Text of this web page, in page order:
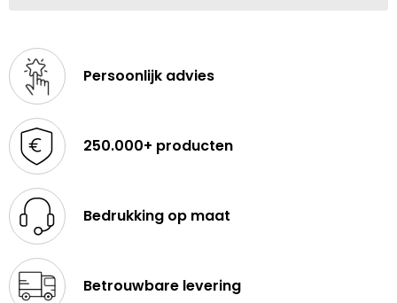
Persoonlijk advies
250.000+ producten
Bedrukking op maat
Betrouwbare levering